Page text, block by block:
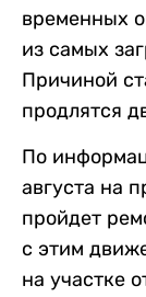
временных
из самых
Причиной
продлятся
По
августа на
пройдет
с этим
на участке